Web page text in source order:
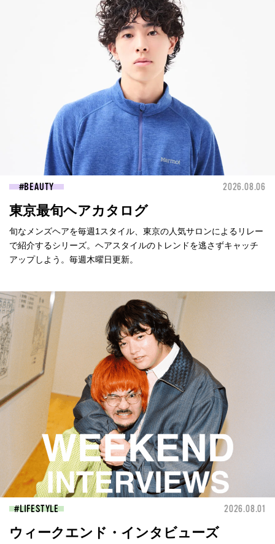
BEAUTY 2026.08.06
東京最旬ヘアカタログ
旬なメンズヘアを毎週1スタイル、東京の人気サロンによるリレー
で紹介するシリーズ。ヘアスタイルのトレンドを逃さずキャッチ
アップしよう。毎週木曜日更新。
LIFESTYLE 2026.08.01
ウィークエンド・インタビューズ